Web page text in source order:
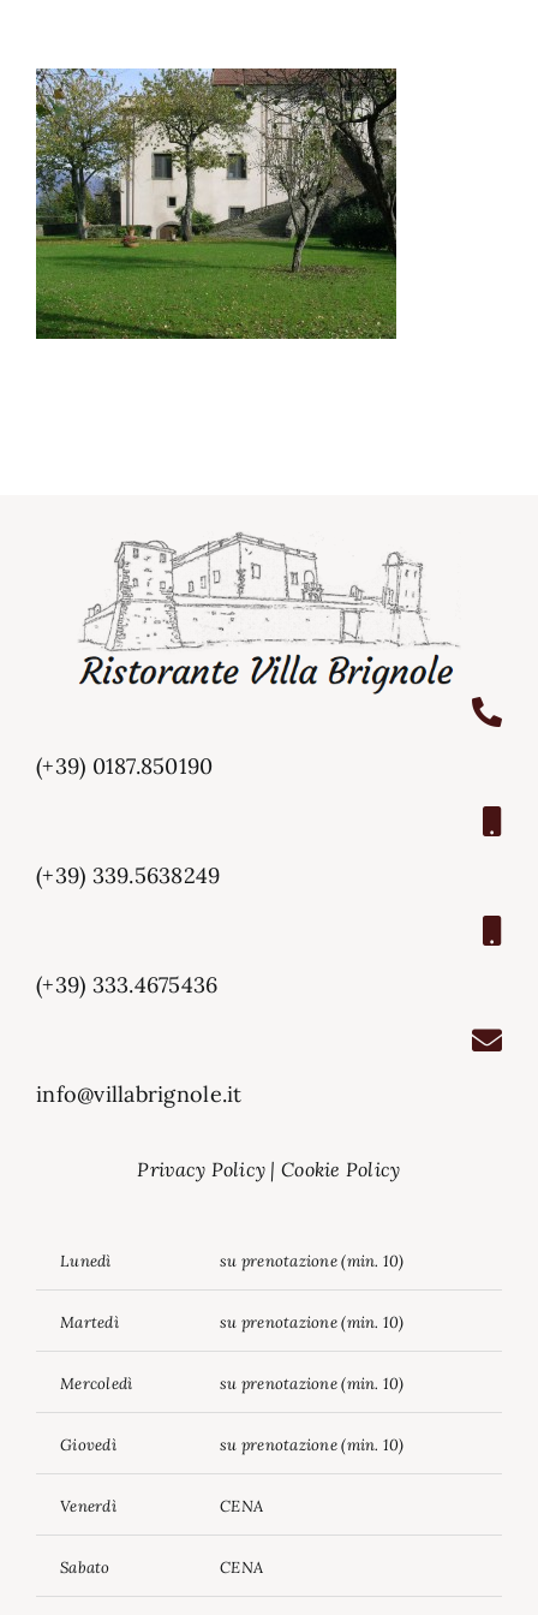
Contatti
(+39) 0187.850190
(+39) 339.5638249
(+39) 333.4675436
info@villabrignole.it
Privacy Policy |Cookie Policy
Lunedì su prenotazione (min. 10)
Martedì su prenotazione (min. 10)
Mercoledì su prenotazione (min. 10)
Giovedì su prenotazione (min. 10)
Venerdì CENA
Sabato CENA